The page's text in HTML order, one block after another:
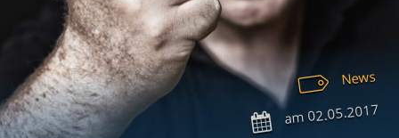
News
am02.05.2017